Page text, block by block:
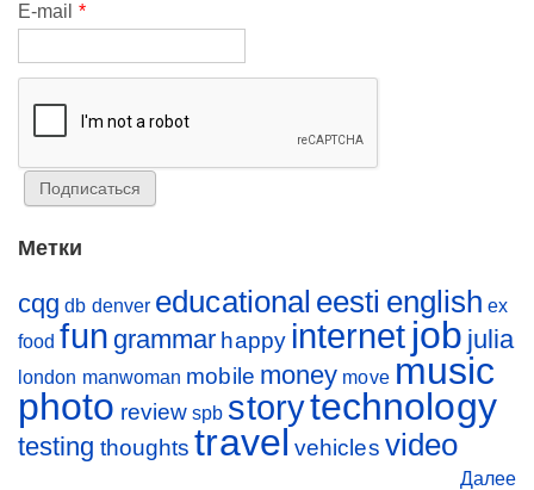
E-mail *
Метки
cqg db denver educational eesti english ex
food fun grammar happy internet job julia
london manwoman mobile money move music
photo review spb storytechnology
testing thoughts travelvehicles video
Далее